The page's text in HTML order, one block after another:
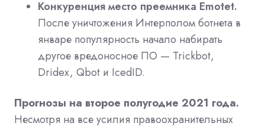
Конкуренция место преемника Emotet.
После уничтожения Интерполом ботнета в
январе популярность начало набирать
другое вредоносное ПО — Trickbot,
Dridex, Qbot и IcedID.
Прогнозы на второе полугодие 2021 года.
Несмотря на все усилия правоохранительных